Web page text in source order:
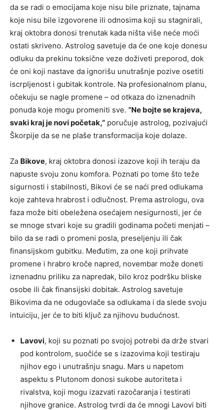
da se radi o emocijama koje nisu bile priznate, tajnama
koje nisu bile izgovorene ili odnosima koji su stagnirali,
kraj oktobra donosi trenutak kada ništa više neće moći
ostati skriveno. Astrolog savetuje da će one koje donesu
odluku da prekinu toksične veze doživeti preporod, dok
će oni koji nastave da ignorišu unutrašnje pozive osetiti
iscrpljenost i gubitak kontrole. Na profesionalnom planu,
očekuju se nagle promene – od otkaza do iznenadnih
ponuda koje mogu promeniti sve. “Ne bojte se krajeva,
svaki kraj je novi početak,” poručuje astrolog, pozivajući
Škorpije da se ne plaše transformacija koje dolaze.
Za Bikove, kraj oktobra donosi izazove koji ih teraju da
napuste svoju zonu komfora. Poznati po tome što teže
sigurnosti i stabilnosti, Bikovi će se naći pred odlukama
koje zahteva hrabrost i odlučnost. Prema astrologu, ova
faza može biti obeležena osećajem nesigurnosti, jer će
se mnoge stvari koje su gradili godinama početi menjati –
bilo da se radi o promeni posla, preseljenju ili čak
finansijskom gubitku. Međutim, za one koji prihvate
promene i hrabro kroče napred, novembar može doneti
iznenadnu priliku za napredak, bilo kroz podršku bliske
osobe ili čak finansijski dobitak. Astrolog savetuje
Bikovima da ne odugovlače sa odlukama i da slede svoju
intuiciju, jer će to biti ključ za njihovu budućnost.
Lavovi, koji su poznati po svojoj potrebi da drže stvari
pod kontrolom, suočiće se s izazovima koji testiraju
njihov ego i unutrašnju snagu. Mars u napetom
aspektu s Plutonom donosi sukobe autoriteta i
rivalstva, koji mogu izazvati razočaranja i testirati
njihove granice. Astrolog tvrdi da će mnogi Lavovi biti